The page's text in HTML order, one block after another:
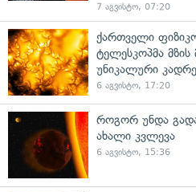
7 აგვისტო, 07:20
ქართველი
ტელესკოპმა
უნიკალური
6 აგვისტო, 17:20
როგორ უნდა
ახალი კვლევა
6 აგვისტო, 15:36